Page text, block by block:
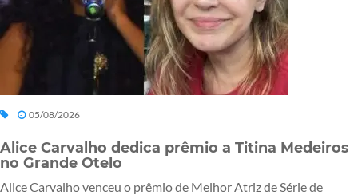
05/08/2026
Alice Carvalho dedica prêmio a Titina Medeiros
no Grande Otelo
Alice Carvalho venceu o prêmio de Melhor Atriz de Série de